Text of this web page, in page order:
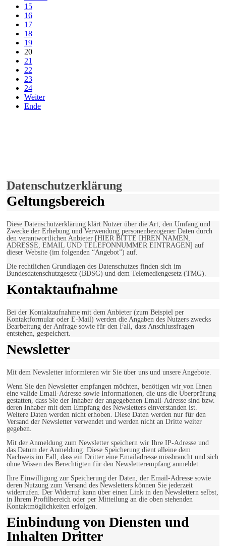
15
16
17
18
19
20
21
22
23
24
Weiter
Ende
Datenschutzerklärung
Geltungsbereich
Diese Datenschutzerklärung klärt Nutzer über die Art, den Umfang und
Zwecke der Erhebung und Verwendung personenbezogener Daten durch
den verantwortlichen Anbieter [HIER BITTE IHREN NAMEN,
ADRESSE, EMAIL UND TELEFONNUMMER EINTRAGEN] auf
dieser Website (im folgenden “Angebot”) auf.
Die rechtlichen Grundlagen des Datenschutzes finden sich im
Bundesdatenschutzgesetz (BDSG) und dem Telemediengesetz (TMG).
Kontaktaufnahme
Bei der Kontaktaufnahme mit dem Anbieter (zum Beispiel per
Kontaktformular oder E-Mail) werden die Angaben des Nutzers zwecks
Bearbeitung der Anfrage sowie für den Fall, dass Anschlussfragen
entstehen, gespeichert.
Newsletter
Mit dem Newsletter informieren wir Sie über uns und unsere Angebote.
Wenn Sie den Newsletter empfangen möchten, benötigen wir von Ihnen
eine valide Email-Adresse sowie Informationen, die uns die Überprüfung
gestatten, dass Sie der Inhaber der angegebenen Email-Adresse sind bzw.
deren Inhaber mit dem Empfang des Newsletters einverstanden ist.
Weitere Daten werden nicht erhoben. Diese Daten werden nur für den
Versand der Newsletter verwendet und werden nicht an Dritte weiter
gegeben.
Mit der Anmeldung zum Newsletter speichern wir Ihre IP-Adresse und
das Datum der Anmeldung. Diese Speicherung dient alleine dem
Nachweis im Fall, dass ein Dritter eine Emailadresse missbraucht und sich
ohne Wissen des Berechtigten für den Newsletterempfang anmeldet.
Ihre Einwilligung zur Speicherung der Daten, der Email-Adresse sowie
deren Nutzung zum Versand des Newsletters können Sie jederzeit
widerrufen. Der Widerruf kann über einen Link in den Newslettern selbst,
in Ihrem Profilbereich oder per Mitteilung an die oben stehenden
Kontaktmöglichkeiten erfolgen.
Einbindung von Diensten und
Inhalten Dritter